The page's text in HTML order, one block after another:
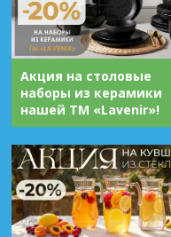
Акция на столовые
наборы из керамики
нашей ТМ «Lavenir»!